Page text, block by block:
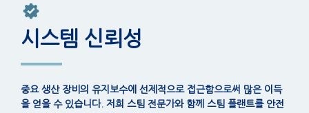
시스템 신뢰성
중요 생산 장비의 유지보수에 선제적으로 접근함으로써 많은 이득
을 얻을 수 있습니다. 저희 스팀 전문가와 함께 스팀 플랜트를 안전